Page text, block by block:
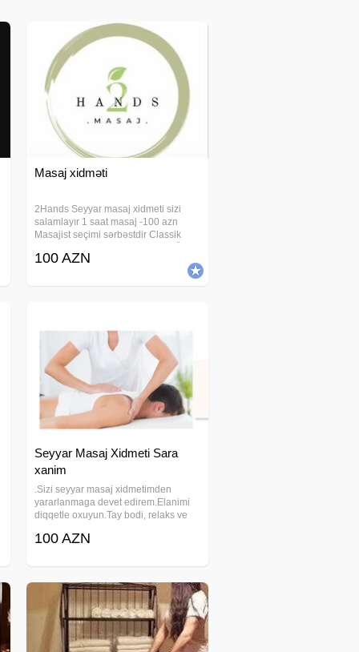
Masaj xidməti
2Hands Seyyar masaj xidmeti sizi
salamlayır 1 saat masaj -100 azn
Masajist seçimi sərbəstdir Classik
masaji Anticelulit masaj Hicama(elavə
Bankalanma(elavə
100 AZN
Seyyar Masaj Xidmeti Sara
xanim
.Sizi seyyar masaj xidmetimden
yararlanmaga devet edirem.Elanimi
diqqetle oxuyun.Tay bodi, relaks ve
bacariram.İsden yorgun gelenler,
bedende soyuqdeymeden
100 AZN